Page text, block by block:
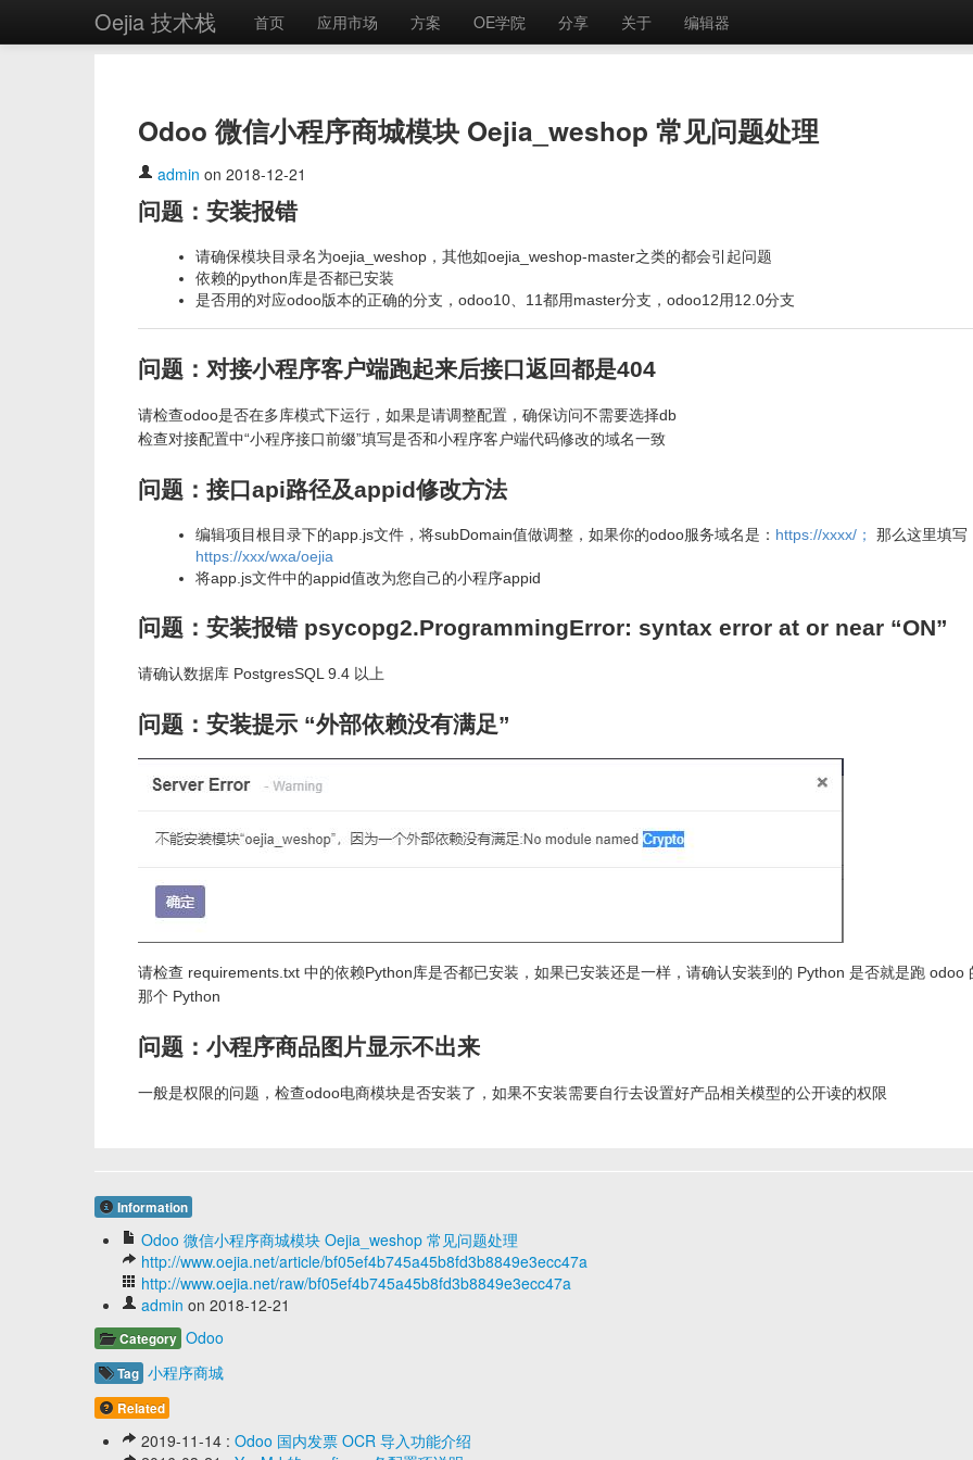
Oejia 技术栈 首页 应用市场 方案 OE学院 分享 关于 编辑器
Odoo 微信小程序商城模块 Oejia_weshop 常见问题处理
admin on 2018-12-21
问题：安装报错
请确保模块目录名为oejia_weshop，其他如oejia_weshop-master之类的都会引起问题
依赖的python库是否都已安装
是否用的对应odoo版本的正确的分支，odoo10、11都用master分支，odoo12用12.0分支
问题：对接小程序客户端跑起来后接口返回都是404
请检查odoo是否在多库模式下运行，如果是请调整配置，确保访问不需要选择db
检查对接配置中“小程序接口前缀”填写是否和小程序客户端代码修改的域名一致
问题：接口api路径及appid修改方法
编辑项目根目录下的app.js文件，将subDomain值做调整，如果你的odoo服务域名是： https://xxxx/；
那么这里填写
https://xxx/wxa/oejia
将app.js文件中的appid值改为您自己的小程序appid
问题：安装报错 psycopg2.ProgrammingError: syntax error at or near “ON”
请确认数据库 PostgresSQL 9.4 以上
问题：安装提示 “外部依赖没有满足”
请检查 requirements.txt 中的依赖Python库是否都已安装，如果已安装还是一样，请确认安装到的 Python 是否就是跑 odoo
那个 Python
问题：小程序商品图片显示不出来
一般是权限的问题，检查odoo电商模块是否安装了，如果不安装需要自行去设置好产品相关模型的公开读的权限
Information
Odoo 微信小程序商城模块 Oejia_weshop 常见问题处理
http://www.oejia.net/article/bf05ef4b745a45b8fd3b8849e3ecc47a
http://www.oejia.net/raw/bf05ef4b745a45b8fd3b8849e3ecc47a
admin on 2018-12-21
Category Odoo
Tag 小程序商城
Related
2019-11-14 : Odoo 国内发票 OCR 导入功能介绍